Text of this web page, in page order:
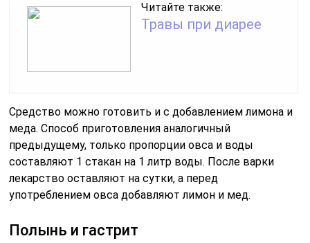
Читайте также:
Травы при диарее
Средство можно готовить и с добавлением лимона и
меда. Способ приготовления аналогичный
предыдущему, только пропорции овса и воды
составляют 1 стакан на 1 литр воды. После варки
лекарство оставляют на сутки, а перед
употреблением овса добавляют лимон и мед.
Полынь и гастрит